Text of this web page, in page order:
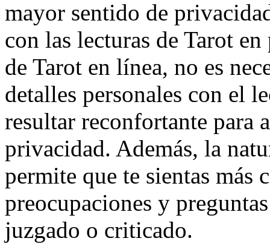
mayor sentido de
con las lecturas de Tarot
de Tarot en línea, no es
detalles personales con el
resultar reconfortante para
privacidad. Además, la
permite que te sientas más
preocupaciones y
juzgado o criticado.